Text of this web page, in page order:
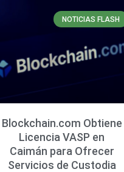
NOTICIAS FLASH
Blockchain.com Obtiene
Licencia VASP en
Caimán para Ofrecer
Servicios de Custodia